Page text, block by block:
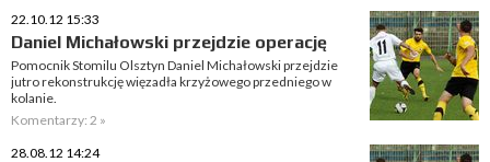
22.10.12 15:33
Daniel Michałowski przejdzie operację
Pomocnik Stomilu Olsztyn Daniel Michałowski przejdzie
jutro rekonstrukcję więzadła krzyżowego przedniego w
kolanie.
Komentarzy: 2 »
28.08.12 14:24